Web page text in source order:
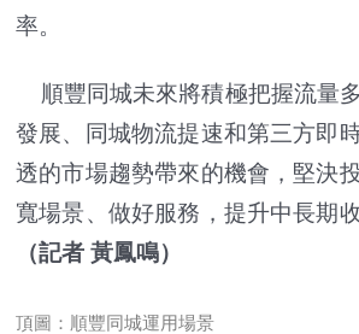
率。
順豐同城未來將積極把握流量
發展、同城物流提速和第三方即
透的市場趨勢帶來的機會，堅決
寬場景、做好服務，提升中長期
（記者 黃鳳鳴）
頂圖：順豐同城運用場景